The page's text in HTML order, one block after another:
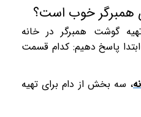
خوب است؟
گوشت همبرگر در خانه
پاسخ دهیم: کدام قسمت
، سه بخش از دام برای تهیه